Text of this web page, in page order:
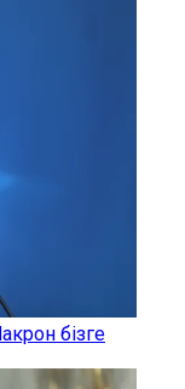
бізге